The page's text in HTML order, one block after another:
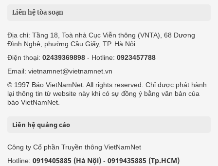
Liên hệ tòa soạn
Địa chỉ: Tầng 18, Toà nhà Cục Viễn thông (VNTA), 68 Dương
Đình Nghệ, phường Cầu Giấy, TP. Hà Nội.
Điện thoại: 02439369898 - Hotline: 0923457788
Email: vietnamnet@vietnamnet.vn
© 1997 Báo VietNamNet. All rights reserved. Chỉ được phát hành
lại thông tin từ website này khi có sự đồng ý bằng văn bản của
báo VietNamNet.
Liên hệ quảng cáo
Công ty Cổ phần Truyền thông VietNamNet
Hotline: 0919405885 (Hà Nội) - 0919435885 (Tp.HCM)